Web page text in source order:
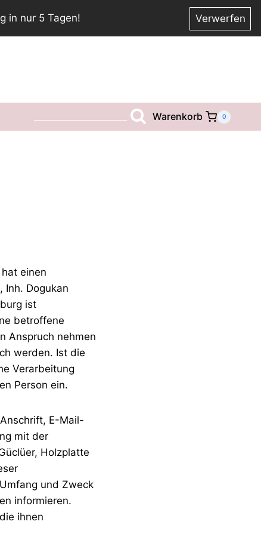
in nur 5 Tagen! Verwerfen
Warenkorb 0
einen
Inh. Dogukan
ist
betroffene
Anspruch nehmen
werden. Ist die
Verarbeitung
Person ein.
E-Mail-
mit der
Holzplatte
und Zweck
informieren.
ihnen